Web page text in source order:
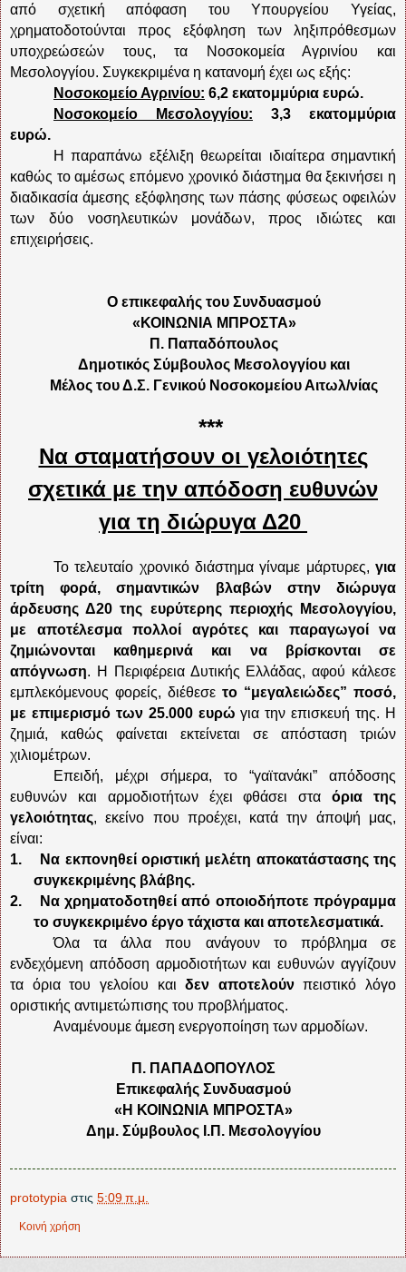
από σχετική απόφαση του Υπουργείου Υγείας,
χρηματοδοτούνται προς εξόφληση των ληξιπρόθεσμων
υποχρεώσεών τους, τα Νοσοκομεία Αγρινίου και
Μεσολογγίου. Συγκεκριμένα η κατανομή έχει ως εξής:
Νοσοκομείο Αγρινίου: 6,2 εκατομμύρια ευρώ.
Νοσοκομείο Μεσολογγίου: 3,3 εκατομμύρια
ευρώ.
Η παραπάνω εξέλιξη θεωρείται ιδιαίτερα σημαντική
καθώς το αμέσως επόμενο χρονικό διάστημα θα ξεκινήσει η
διαδικασία άμεσης εξόφλησης των πάσης φύσεως οφειλών
των δύο νοσηλευτικών μονάδων, προς ιδιώτες και
επιχειρήσεις.
Ο επικεφαλής του Συνδυασμού
«ΚΟΙΝΩΝΙΑ ΜΠΡΟΣΤΑ»
Π. Παπαδόπουλος
Δημοτικός Σύμβουλος Μεσολογγίου και
Μέλος του Δ.Σ. Γενικού Νοσοκομείου Αιτωλ/νίας
***
Να σταματήσουν οι γελοιότητες
σχετικά με την απόδοση ευθυνών
για τη διώρυγα Δ20
Το τελευταίο χρονικό διάστημα γίναμε μάρτυρες, για
τρίτη φορά, σημαντικών βλαβών στην διώρυγα
άρδευσης Δ20 της ευρύτερης περιοχής Μεσολογγίου,
με αποτέλεσμα πολλοί αγρότες και παραγωγοί να
ζημιώνονται καθημερινά και να βρίσκονται σε
απόγνωση. Η Περιφέρεια Δυτικής Ελλάδας, αφού κάλεσε
εμπλεκόμενους φορείς, διέθεσε το “μεγαλειώδες” ποσό,
με επιμερισμό των 25.000 ευρώ για την επισκευή της. Η
ζημιά, καθώς φαίνεται εκτείνεται σε απόσταση τριών
χιλιομέτρων.
Επειδή, μέχρι σήμερα, το “γαϊτανάκι” απόδοσης
ευθυνών και αρμοδιοτήτων έχει φθάσει σταόρια της
γελοιότητας, εκείνο που προέχει, κατά την άποψή μας,
είναι:
1.
Να εκπονηθεί οριστική μελέτη αποκατάστασης της
συγκεκριμένης βλάβης.
2.
Να χρηματοδοτηθεί από οποιοδήποτε πρόγραμμα
το συγκεκριμένο έργο τάχιστα και αποτελεσματικά.
Όλα τα άλλα που ανάγουν το πρόβλημα σε
ενδεχόμενη απόδοση αρμοδιοτήτων και ευθυνών αγγίζουν
τα όρια του γελοίου καιδεν αποτελούνπειστικό λόγο
οριστικής αντιμετώπισης του προβλήματος.
Αναμένουμε άμεση ενεργοποίηση των αρμοδίων.
Π. ΠΑΠΑΔΟΠΟΥΛΟΣ
Επικεφαλής Συνδυασμού
«Η ΚΟΙΝΩΝΙΑ ΜΠΡΟΣΤΑ»
Δημ. Σύμβουλος Ι.Π. Μεσολογγίου
prototypia στις 5:09 π.μ.
Κοινή χρήση